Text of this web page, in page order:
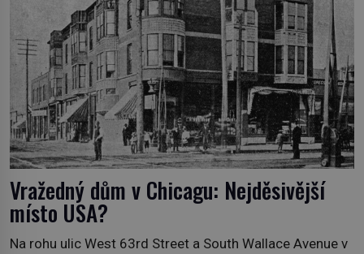
nejpůsobivějších námořních záhad? […]
Vražedný dům v Chicagu: Nejděsivější
místo USA?
Na rohu ulic West 63rd Street a South Wallace Avenue v